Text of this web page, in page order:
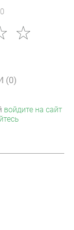
0
(0)
войдите на сайт